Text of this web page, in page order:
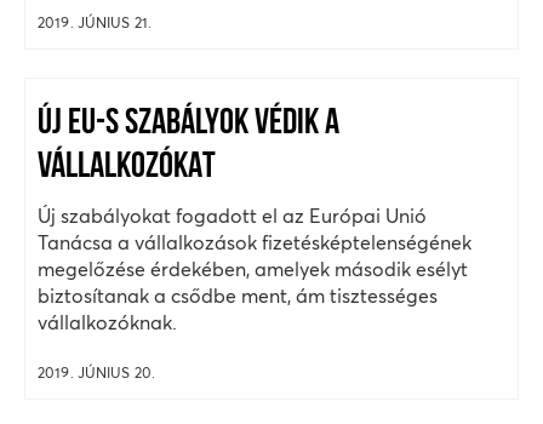
2019. JÚNIUS 21.
ÚJ EU-S SZABÁLYOK VÉDIK A
VÁLLALKOZÓKAT
Új szabályokat fogadott el az Európai Unió
Tanácsa a vállalkozások fizetésképtelenségének
megelőzése érdekében, amelyek második esélyt
biztosítanak a csődbe ment, ám tisztességes
vállalkozóknak.
2019. JÚNIUS 20.